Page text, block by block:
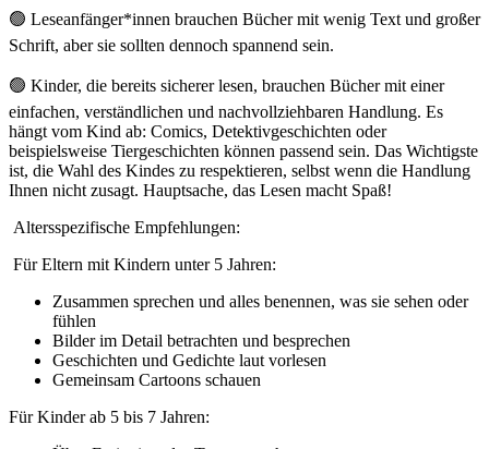
🟢 Leseanfänger*innen brauchen Bücher mit wenig Text und großer
Schrift, aber sie sollten dennoch spannend sein.
🟢 Kinder, die bereits sicherer lesen, brauchen Bücher mit einer
einfachen, verständlichen und nachvollziehbaren Handlung. Es
hängt vom Kind ab: Comics, Detektivgeschichten oder
beispielsweise Tiergeschichten können passend sein. Das Wichtigste
ist, die Wahl des Kindes zu respektieren, selbst wenn die Handlung
Ihnen nicht zusagt. Hauptsache, das Lesen macht Spaß!
Altersspezifische Empfehlungen:
Für Eltern mit Kindern unter 5 Jahren:
Zusammen sprechen und alles benennen, was sie sehen oder
fühlen
Bilder im Detail betrachten und besprechen
Geschichten und Gedichte laut vorlesen
Gemeinsam Cartoons schauen
Für Kinder ab 5 bis 7 Jahren: